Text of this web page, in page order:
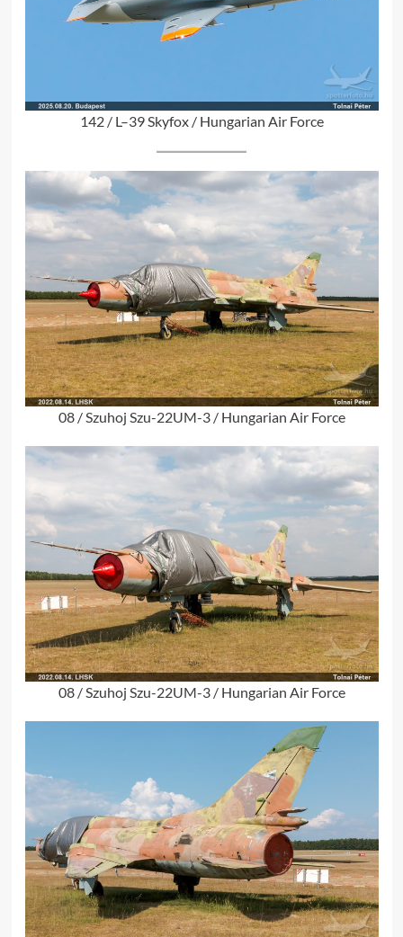
142 / L–39 Skyfox / Hungarian Air Force
08 / Szuhoj Szu-22UM-3 / Hungarian Air Force
08 / Szuhoj Szu-22UM-3 / Hungarian Air Force